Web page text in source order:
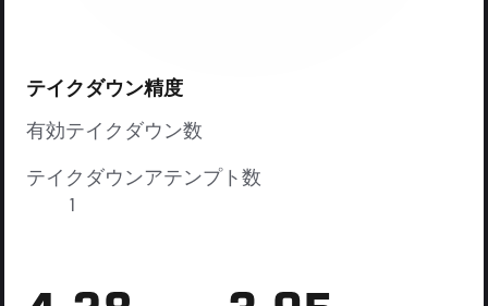
テイクダウン精度
有効テイクダウン数
テイクダウンアテンプト数
1